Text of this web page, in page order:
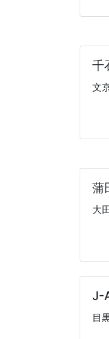
千
文
蒲
大
J-
目